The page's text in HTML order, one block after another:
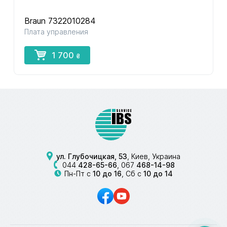
Braun 7322010284
Плата управления
1 700 ₴
ул. Глубочицкая, 53 , Киев, Украина
044 428-65-66 067 468-14-98
Пн-Пт с 10 до 16 , Сб с 10 до 14